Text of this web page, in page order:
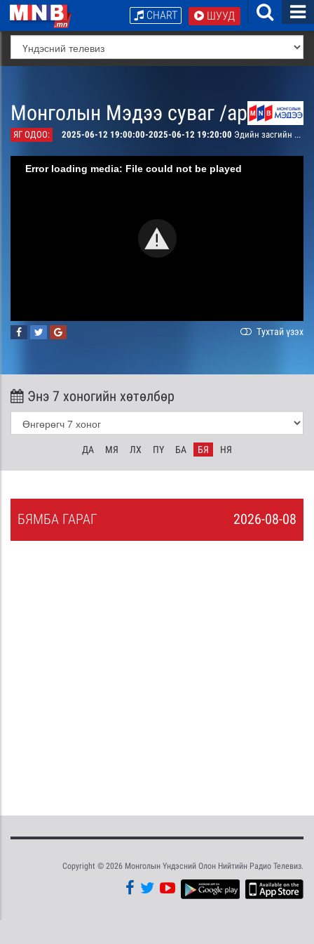
ШУУД
CHART
Монголын Мэдээ суваг /архив/
ЯГ ОДОО: 2025-06-12 19:00:00-2025-06-12 19:20:00 Эдийн засгийн тойм
Error loading media: File could not be played
Тухтай үзэх
Энэ 7 хоногийн хөтөлбөр
ДА МЯ ЛХ ПҮ БА БЯ НЯ
2026-08-08
БЯМБА ГАРАГ
Copyright © 2026 Монголын Үндэсний Олон Нийтийн Радио Телевиз.